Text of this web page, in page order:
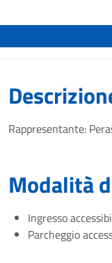
Rappresentante:
Modalità
Ingresso
Parcheggio